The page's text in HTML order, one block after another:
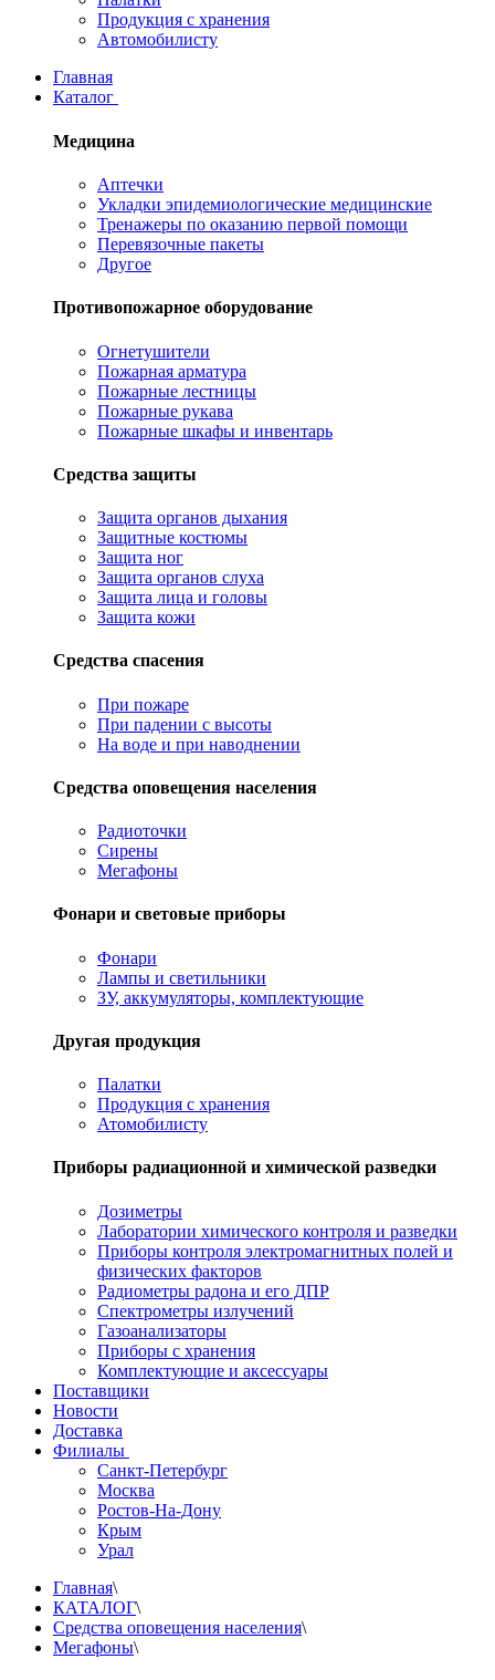
Продукция с хранения
Автомобилисту
Главная
Каталог
Медицина
Аптечки
Укладки эпидемиологические медицинские
Тренажеры по оказанию первой помощи
Перевязочные пакеты
Другое
Противопожарное оборудование
Огнетушители
Пожарная арматура
Пожарные лестницы
Пожарные рукава
Пожарные шкафы и инвентарь
Средства защиты
Защита органов дыхания
Защитные костюмы
Защита ног
Защита органов слуха
Защита лица и головы
Защита кожи
Средства спасения
При пожаре
При падении с высоты
На воде и при наводнении
Средства оповещения населения
Радиоточки
Сирены
Мегафоны
Фонари и световые приборы
Фонари
Лампы и светильники
ЗУ, аккумуляторы, комплектующие
Другая продукция
Палатки
Продукция с хранения
Атомобилисту
Приборы радиационной и химической разведки
Дозиметры
Лаборатории химического контроля и разведки
Приборы контроля электромагнитных полей и
физических факторов
Радиометры радона и его ДПР
Спектрометры излучений
Газоанализаторы
Приборы с хранения
Комплектующие и аксессуары
Поставщики
Новости
Доставка
Филиалы
Санкт-Петербург
Москва
Ростов-На-Дону
Крым
Урал
Главная\
КАТАЛОГ\
Средства оповещения населения\
Мегафоны\